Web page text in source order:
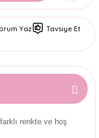
Yaz
Tavsiye Et
renkte ve hoş